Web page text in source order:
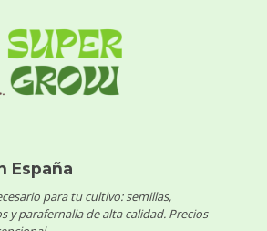
España
para tu cultivo: semillas,
y parafernalia de alta calidad. Precios